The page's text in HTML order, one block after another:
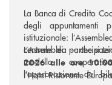
La Banca di Credito
degli appuntamenti
istituzionale:
centrale di
modello
l’approvazione del
L’Assemblea — che si
2026 alle ore
l’Hotel Ristorante